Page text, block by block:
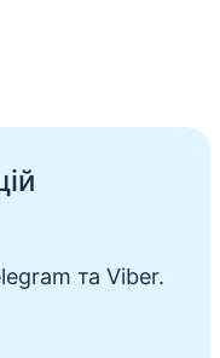
та Viber.